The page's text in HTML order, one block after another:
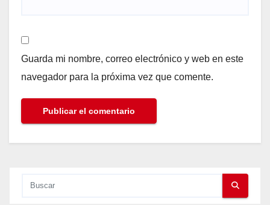
Guarda mi nombre, correo electrónico y web en este
navegador para la próxima vez que comente.